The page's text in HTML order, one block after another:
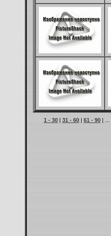
1 - 30 | 31 - 60 | 61 - 90 | ...